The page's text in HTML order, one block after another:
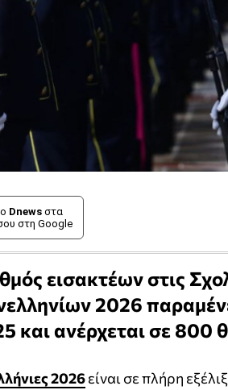
Dnews στα
στη Google
εισακτέων στις
2026
και ανέρχεται σε 800
2026είναι σε πλήρη